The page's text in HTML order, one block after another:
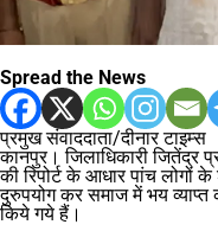
Spread the News
प्रमुख संवाददाता/दीनार टाइम्स
कानपुर। जिलाधिकारी जितेंद्र
की रिपोर्ट के आधार पांच
दुरुपयोग कर समाज में भय
किये गये हैं।